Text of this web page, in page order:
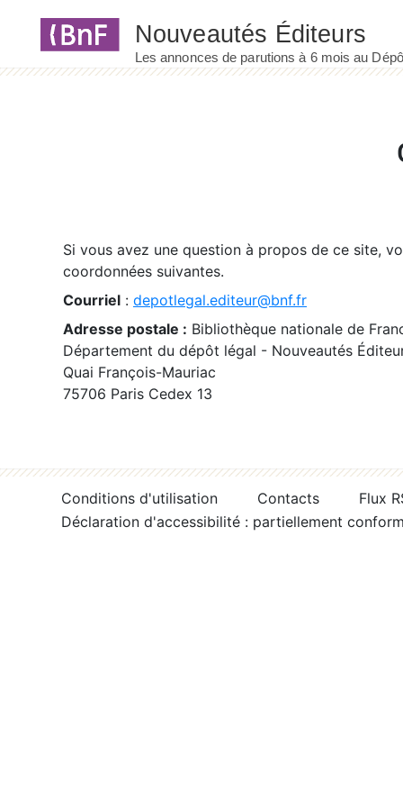
Si vous avez une question à propos de ce site,
coordonnées suivantes.
Courriel : depotlegal.editeur@bnf.fr
Adresse postale : Bibliothèque nationale de
Département du dépôt légal - Nouveautés
Quai François-Mauriac
75706 Paris Cedex 13
Conditions d'utilisation Contacts
Flux
Déclaration d'accessibilité : partiellement